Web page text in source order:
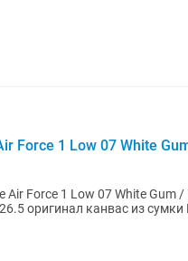
Force 1 Low 07 White
оригинал канвас из сумки